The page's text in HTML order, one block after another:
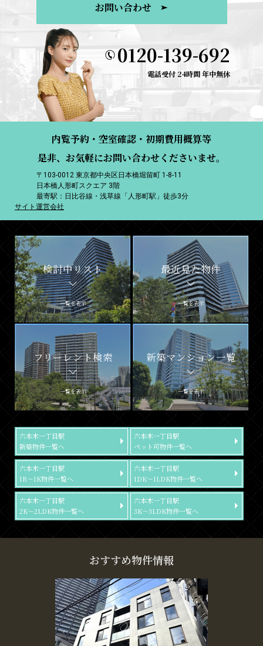
お問い合わせ
0120-139-692
電話受付 24時間 年中無休
内覧予約・空室確認・初期費用概算等
是非、お気軽にお問い合わせくださいませ。
〒103-0012 東京都中央区日本橋堀留町 1-8-11
日本橋人形町スクエア 3階
最寄駅：日比谷線・浅草線「人形町駅」徒歩3分
サイト運営会社
検討中リスト
一覧を表示
最近見た物件
一覧を表示
フリーレント検索
一覧を表示
新築マンション一覧
一覧を表示
六本木一丁目駅
新築物件一覧へ
六本木一丁目駅
ペット可物件一覧へ
六本木一丁目駅
1R～1K物件一覧へ
六本木一丁目駅
1DK～1LDK物件一覧へ
六本木一丁目駅
2K～2LDK物件一覧へ
六本木一丁目駅
3K～3LDK物件一覧へ
おすすめ物件情報